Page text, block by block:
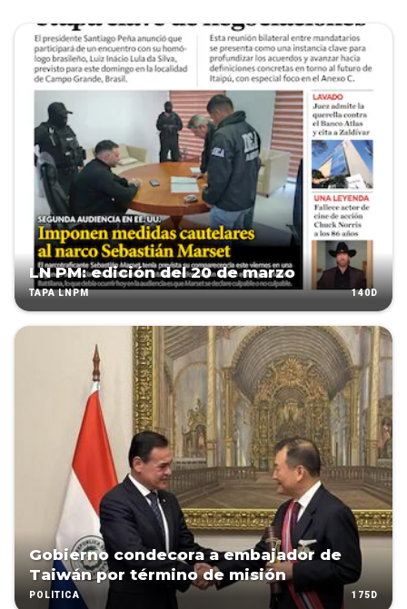
LN PM: edición del 20 de marzo
TAPA LNPM 140D
Gobierno condecora a embajador de
Taiwán por término de misión
POLÍTICA 175D